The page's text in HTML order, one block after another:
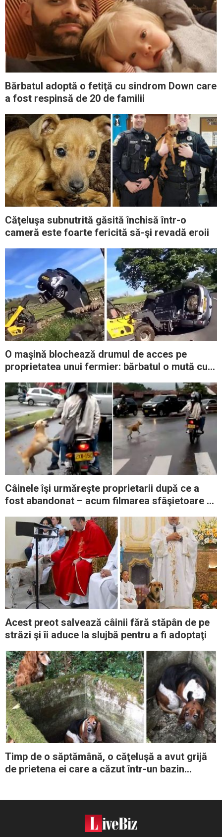
Bărbatul adoptă o fetiţă cu sindrom Down care
a fost respinsă de 20 de familii
Căţeluşa subnutrită găsită închisă într-o
cameră este foarte fericită să-şi revadă eroii
O maşină blochează drumul de acces pe
proprietatea unui fermier: bărbatul o mută cu
Câinele îşi urmăreşte proprietarii după ce a
fost abandonat – acum filmarea sfâşietoare a
Acest preot salvează câinii fără stăpân de pe
străzi şi îi aduce la slujbă pentru a fi adoptaţi
Timp de o săptămână, o căţeluşă a avut grijă
de prietena ei care a căzut într-un bazin